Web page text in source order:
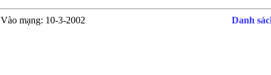
Vào mạng: 10-3-2002 Danh